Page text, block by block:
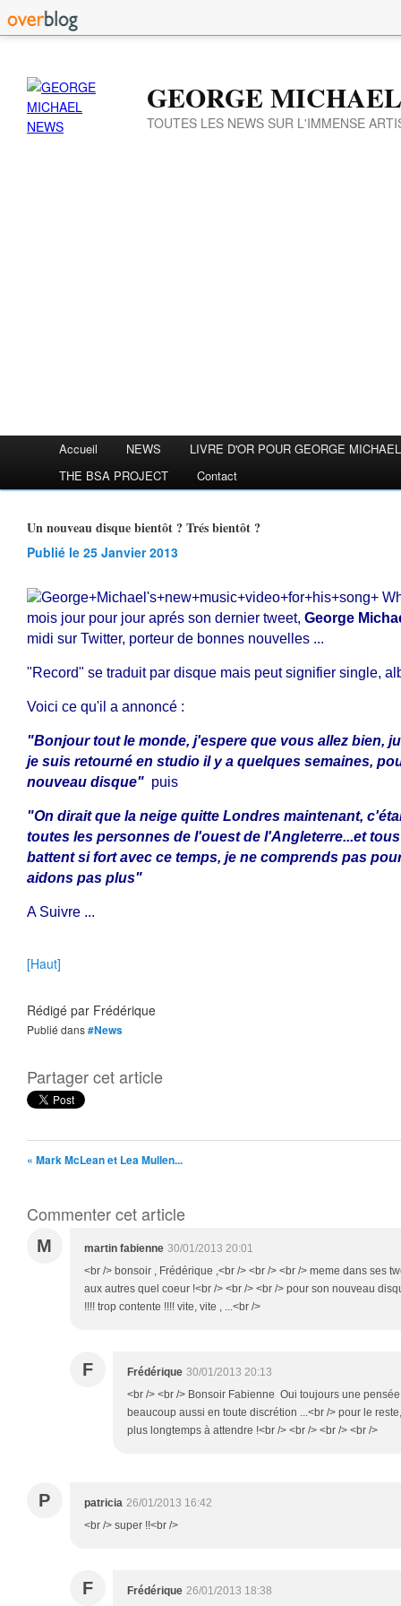
GEORGE
TOUTES LES NEWS SUR L'IMMENSE
Accueil NEWS
LIVRE D'OR POUR GEORGE MICHAEL
THE BSA PROJECT
Contact
Un nouveau disque bientôt ? Trés bientôt ?
Publié le 25 Janvier 2013
mois jour pour jour aprés son dernier tweet, George
midi sur Twitter, porteur de bonnes nouvelles ...
"Record" se traduit par disque mais peut signifier single,
Voici ce qu'il a annoncé :
"Bonjour tout le monde, j'espere que vous allez bien,
je suis retourné en studio il y a quelques semaines,
nouveau disque" puis
"On dirait que la neige quitte Londres maintenant,
toutes les personnes de l'ouest de l'Angleterre...et
battent si fort avec ce temps, je ne comprends pas
aidons pas plus"
A Suivre ...
[Haut]
Rédigé par Frédérique
Publié dans#News
Partager cet article
« Mark McLean et Lea Mullen...
Commenter cet article
M martin fabienne 30/01/2013 20:01
<br /> bonsoir , Frédérique ,<br /> <br /> <br /> meme dans ses
aux autres quel coeur !<br /> <br /> <br /> pour son nouveau
!!!! trop contente !!!! vite, vite , ...<br />
F Frédérique 30/01/2013 20:13
<br /> <br /> Bonsoir Fabienne Oui toujours une
beaucoup aussi en toute discrétion ...<br /> pour le
plus longtemps à attendre !<br /> <br /> <br /> <br />
P patricia 26/01/2013 16:42
<br /> super !!<br />
F Frédérique 26/01/2013 18:38